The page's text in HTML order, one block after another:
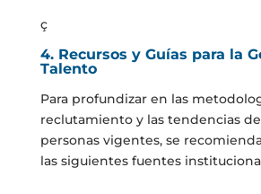
ç
4. Recursos y Guías para la
Talento
Para profundizar en las
reclutamiento y las tendencias
personas vigentes, se
las siguientes fuentes